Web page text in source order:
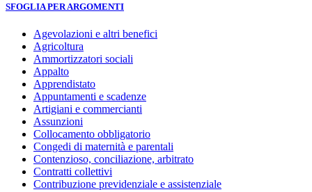
SFOGLIA PER ARGOMENTI
Agevolazioni e altri benefici
Agricoltura
Ammortizzatori sociali
Appalto
Apprendistato
Appuntamenti e scadenze
Artigiani e commercianti
Assunzioni
Collocamento obbligatorio
Congedi di maternità e parentali
Contenzioso, conciliazione, arbitrato
Contratti collettivi
Contribuzione previdenziale e assistenziale